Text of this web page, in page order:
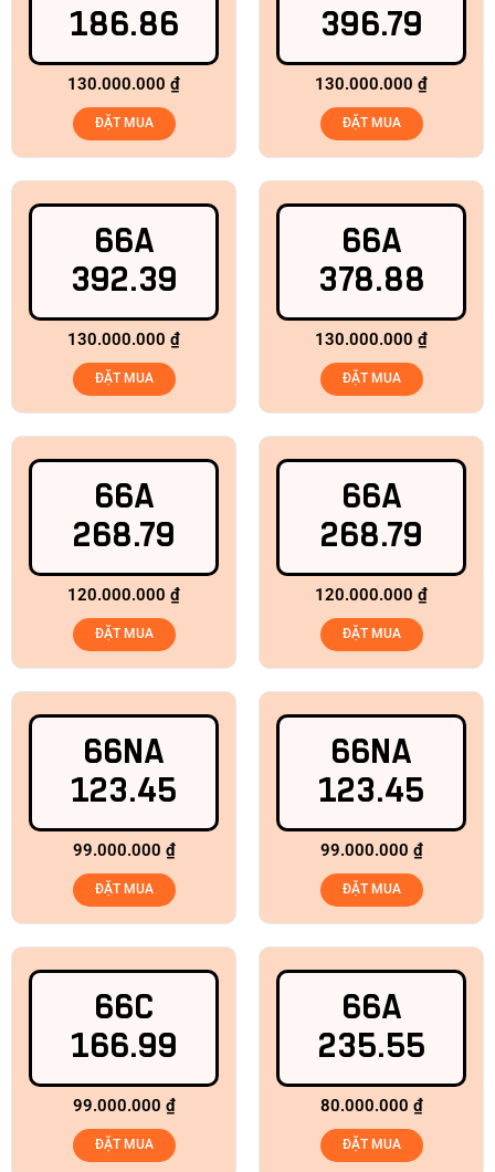
186.86
130.000.000 ₫
ĐẶT MUA
396.79
130.000.000 ₫
ĐẶT MUA
66A
392.39
130.000.000 ₫
ĐẶT MUA
66A
378.88
130.000.000 ₫
ĐẶT MUA
66A
268.79
120.000.000 ₫
ĐẶT MUA
66A
268.79
120.000.000 ₫
ĐẶT MUA
66NA
123.45
99.000.000 ₫
ĐẶT MUA
66NA
123.45
99.000.000 ₫
ĐẶT MUA
66C
166.99
99.000.000 ₫
ĐẶT MUA
66A
235.55
80.000.000 ₫
ĐẶT MUA